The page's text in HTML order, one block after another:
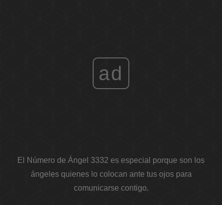
ad
El Número de Ángel 3332 es especial porque son los
ángeles quienes lo colocan ante tus ojos para
comunicarse contigo.